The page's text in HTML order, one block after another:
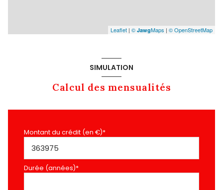
Leaflet | © JawgMaps | © OpenStreetMap
SIMULATION
Calcul des mensualités
Montant du crédit (en €)*
Durée (années)*